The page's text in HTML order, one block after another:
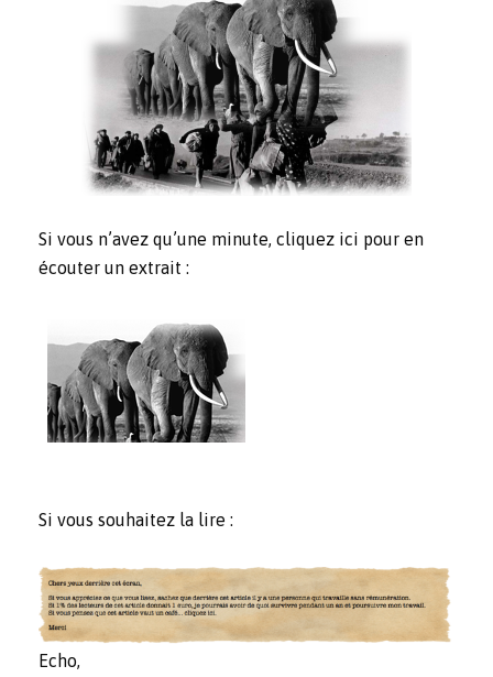
Si vous n’avez qu’une minute, cliquez ici pour en
écouter un extrait :
Si vous souhaitez la lire :
Echo,